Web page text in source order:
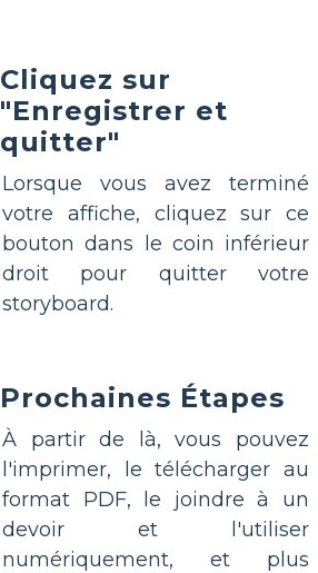
Cliquez sur
"Enregistrer et
quitter"
Lorsque vous avez terminé
votre affiche, cliquez sur ce
bouton dans le coin inférieur
droit pour quitter votre
storyboard.
Prochaines Étapes
À partir de là, vous pouvez
l'imprimer, le télécharger au
format PDF, le joindre à un
devoir et l'utiliser
numériquement, et plus